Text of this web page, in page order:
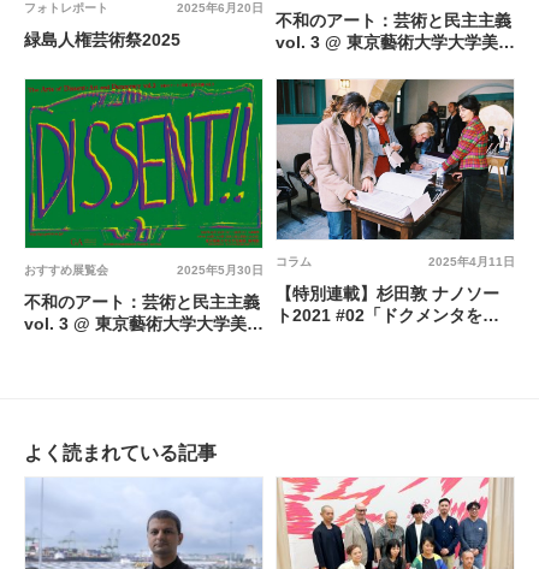
2025年6月20日
フォトレポート
緑島人権芸術祭2025
不和のアート：芸術と民主主義
vol. 3 @ 東京藝術大学大学美術
2025年5月30日
おすすめ展覧会
不和のアート：芸術と民主主義
vol. 3 @ 東京藝術大学大学美術
2025年4月11日
コラム
【特別連載】杉田敦 ナノソー
ト2021 #02「ドクメンタを巡
よく読まれている記事